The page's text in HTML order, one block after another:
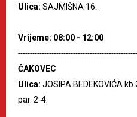
Ulica: SAJMIŠNA 16.
Vrijeme: 08:00 - 12:00
ČAKOVEC
Ulica: JOSIPA BEDEKOVIĆA
par. 2-4.